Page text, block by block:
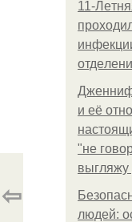
11-
и её
"не
выгляжу
людей:
⇦